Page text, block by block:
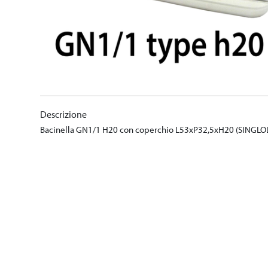
Descrizione
Bacinella GN1/1 H20 con coperchio L53xP32,5xH20